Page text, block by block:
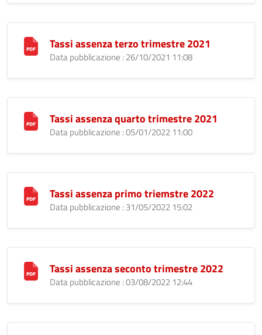
Tassi assenza terzo trimestre 2021
Data pubblicazione : 26/10/2021 11:08
Tassi assenza quarto trimestre 2021
Data pubblicazione : 05/01/2022 11:00
Tassi assenza primo triemstre 2022
Data pubblicazione : 31/05/2022 15:02
Tassi assenza seconto trimestre 2022
Data pubblicazione : 03/08/2022 12:44